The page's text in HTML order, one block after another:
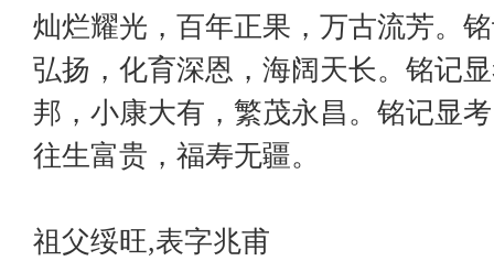
灿烂耀光，百年正果，万古流芳。
弘扬，化育深恩，海阔天长。铭记
邦，小康大有，繁茂永昌。铭记显
往生富贵，福寿无疆。
祖父绥旺,表字兆甫